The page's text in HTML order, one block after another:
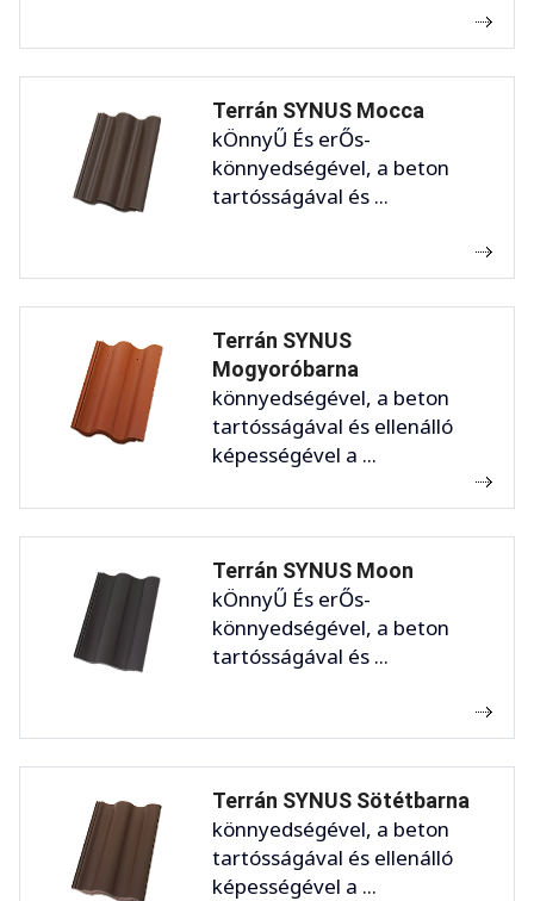
Terrán SYNUS Mocca
kÖnnyŰ És erŐs-
könnyedségével, a beton
tartósságával és ...
Terrán SYNUS
Mogyoróbarna
könnyedségével, a beton
tartósságával és ellenálló
képességével a ...
Terrán SYNUS Moon
kÖnnyŰ És erŐs-
könnyedségével, a beton
tartósságával és ...
Terrán SYNUS Sötétbarna
könnyedségével, a beton
tartósságával és ellenálló
képességével a ...